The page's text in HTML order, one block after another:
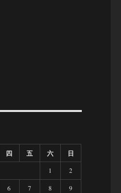
四 五 六 日
1
2
6 7 8
9